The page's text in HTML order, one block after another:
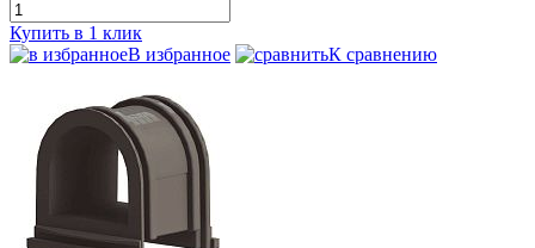
Купить в 1 клик
В избранное
К сравнению